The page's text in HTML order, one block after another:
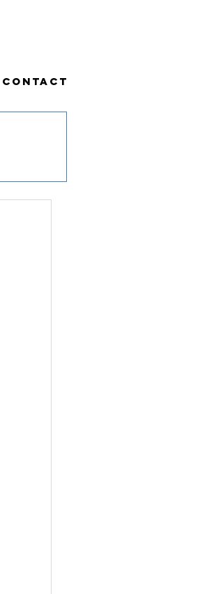
CONTACT